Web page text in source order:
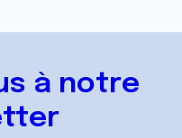
utilisation de leurs
à notre